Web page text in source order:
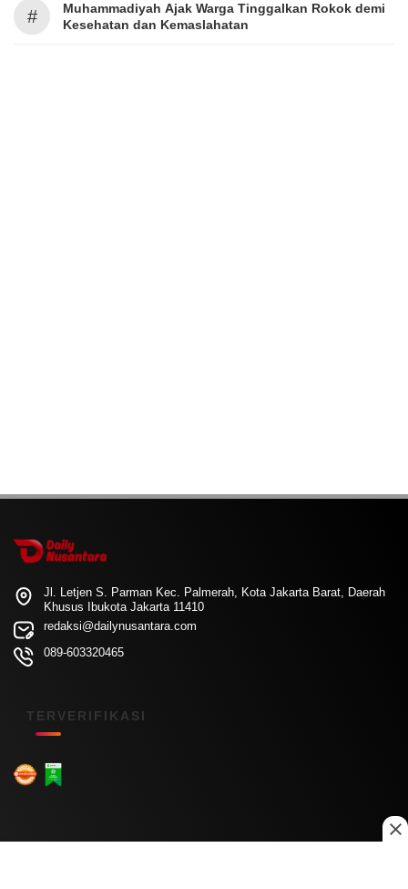
#
Muhammadiyah Ajak Warga Tinggalkan Rokok demi
Kesehatan dan Kemaslahatan
Jl. Letjen S. Parman Kec. Palmerah, Kota Jakarta Barat, Daerah
Khusus Ibukota Jakarta 11410
redaksi@dailynusantara.com
089-603320465
TERVERIFIKASI